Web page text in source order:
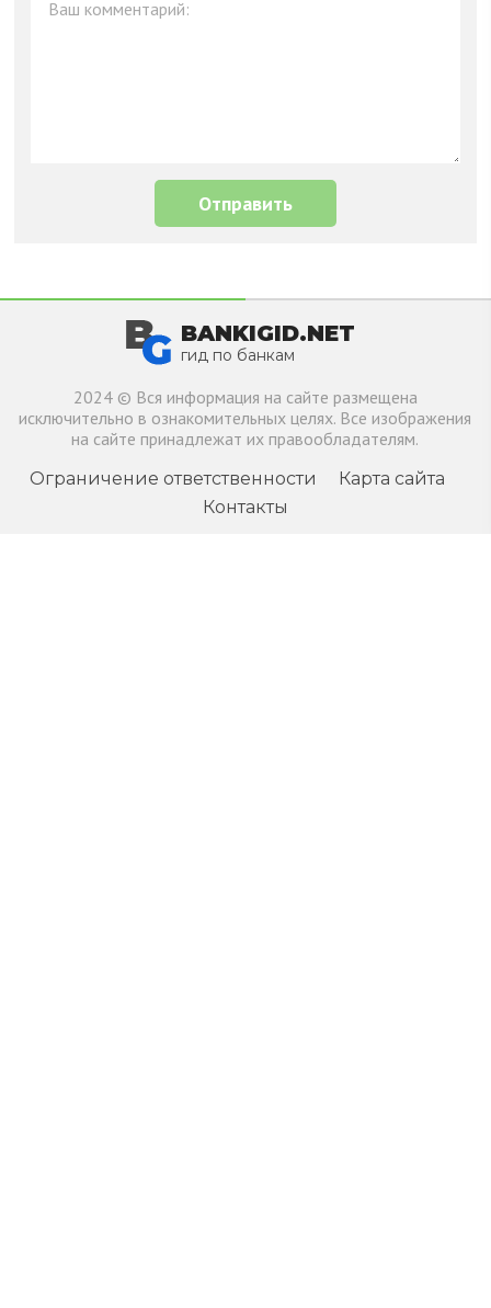
BANKIGID.NET
гид по банкам
2024 © Вся информация на сайте размещена
исключительно в ознакомительных целях. Все изображения
на сайте принадлежат их правообладателям.
Ограничение ответственности
Карта сайта
Контакты